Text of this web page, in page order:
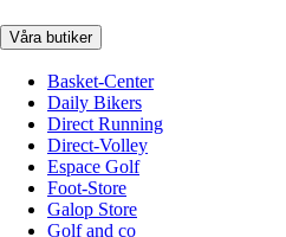
Våra butiker
Basket-Center
Daily Bikers
Direct Running
Direct-Volley
Espace Golf
Foot-Store
Galop Store
Golf and co